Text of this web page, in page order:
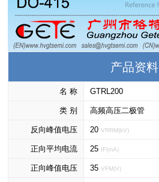
产品资料
名 称 GTRL200
类 别 高频高压二极管
反向峰值电压 20VRRM(kV)
正向平均电流 25 IF(mA)
正向峰值电压 35VFM(V)